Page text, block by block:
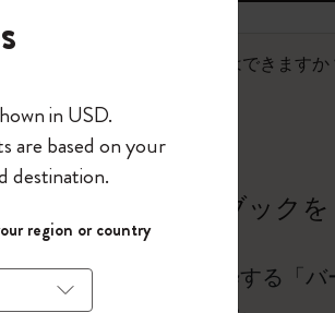
ようこそ
パス
を保存する
ートブックを作成することはできますか
ーチャルノートブックを
ックからページを抜粋する「バ
へようこそ
て、コード
入力すると、初
in USD.
are based on your
destination.
region or country